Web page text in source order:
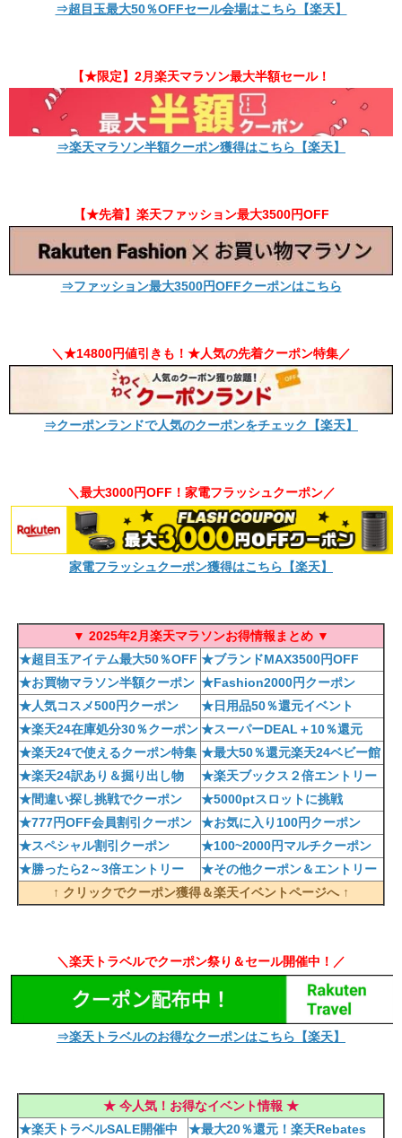
⇒超目玉最大50％OFFセール会場はこちら【楽天】
【★限定】2月楽天マラソン最大半額セール！
⇒楽天マラソン半額クーポン獲得はこちら【楽天】
【★先着】楽天ファッション最大3500円OFF
⇒ファッション最大3500円OFFクーポンはこちら
＼★14800円値引きも！★人気の先着クーポン特集／
⇒クーポンランドで人気のクーポンをチェック【楽天】
＼最大3000円OFF！家電フラッシュクーポン／
家電フラッシュクーポン獲得はこちら【楽天】
▼ 2025年2月楽天マラソンお得情報まとめ ▼
★超目玉アイテム最大50％OFF ★ブランドMAX3500円OFF
★お買物マラソン半額クーポン ★Fashion2000円クーポン
★人気コスメ500円クーポン
★日用品50％還元イベント
★楽天24在庫処分30％クーポン★スーパーDEAL＋10％還元
★楽天24で使えるクーポン特集 ★最大50％還元楽天24ベビー館
★楽天24訳あり＆掘り出し物
★楽天ブックス２倍エントリー
★間違い探し挑戦でクーポン
★5000ptスロットに挑戦
★777円OFF会員割引クーポン
★お気に入り100円クーポン
★スペシャル割引クーポン
★100~2000円マルチクーポン
★勝ったら2～3倍エントリー
★その他クーポン＆エントリー
↑ クリックでクーポン獲得＆楽天イベントページへ ↑
＼楽天トラベルでクーポン祭り＆セール開催中！／
⇒楽天トラベルのお得なクーポンはこちら【楽天】
★ 今人気！お得なイベント情報 ★
★楽天トラベルSALE開催中
★最大20％還元！楽天Rebates